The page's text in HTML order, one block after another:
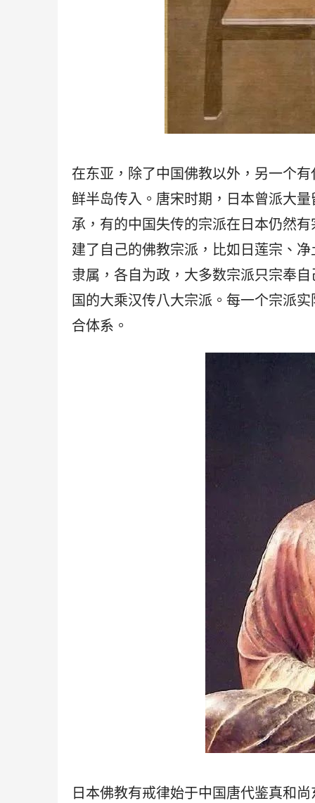
在东亚，除了中国佛教以外，另一个
鲜半岛传入。唐宋时期，日本曾派大
承，有的中国失传的宗派在日本仍然
建了自己的佛教宗派，比如日莲宗、
隶属，各自为政，大多数宗派只宗奉
国的大乘汉传八大宗派。每一个宗派
合体系。
日本佛教有戒律始于中国唐代鉴真和